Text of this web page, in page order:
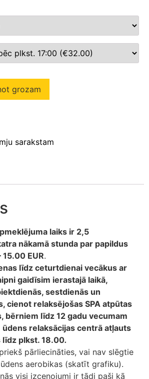
grozam
sarakstam
laiks ir 2,5
nākamā stunda par papildus
15.00 EUR.
līdz ceturtdienai vecākus ar
gaidīsim ierastajā laikā,
sestdienās un
cienot relaksējošas SPA atpūtas
bērniem līdz 12 gadu vecumam
relaksācijas centrā atļauts
plkst. 18.00.
pārliecināties, vai nav slēgtie
aerobikas (skatīt grafiku).
visi izcenojumi ir tādi paši kā